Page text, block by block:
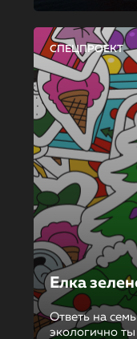
СПЕЦПРОЕКТ
Елка
Ответь на
экологично